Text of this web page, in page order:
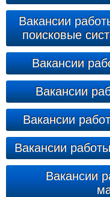
Вакансии
поисковые
Вакансии
Вакансии
Вакансии
Вакансии
Вакансии